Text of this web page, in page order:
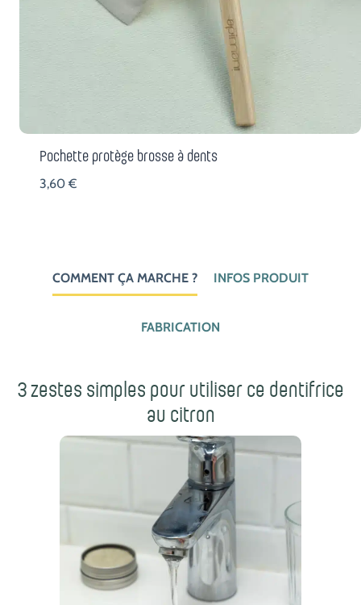
Pochette protège brosse à dents
3,60€
COMMENT ÇA MARCHE ? INFOS PRODUIT
FABRICATION
3 zestes simples pour utiliser ce dentifrice
au citron